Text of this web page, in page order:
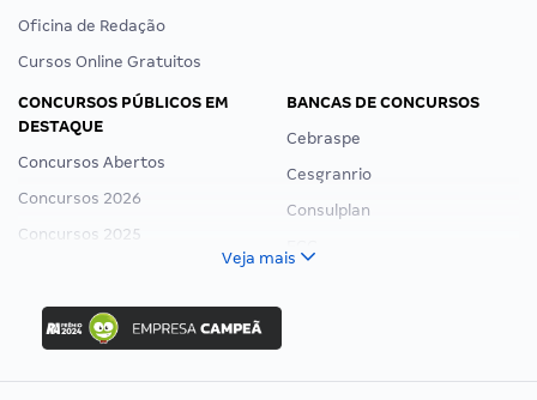
Oficina de Redação
Cursos Online Gratuitos
CONCURSOS PÚBLICOS EM
DESTAQUE
Concursos Abertos
Concursos 2026
Concursos 2025
Concurso Nacional Unificado
Concurso Ibama
Concurso MPU
Editais publicados
BANCAS DE CONCURSOS
Cebraspe
Cesgranrio
Consulplan
Veja mais